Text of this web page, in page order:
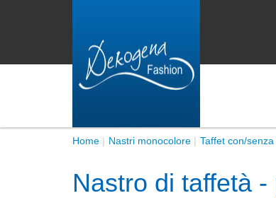
Home Nastri monocolore Taffet con/senza
Nastro di taffetà